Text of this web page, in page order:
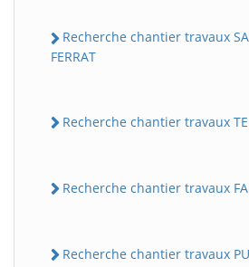
Recherche chantier travaux
FERRAT
Recherche chantier travaux
Recherche chantier travaux
Recherche chantier travaux